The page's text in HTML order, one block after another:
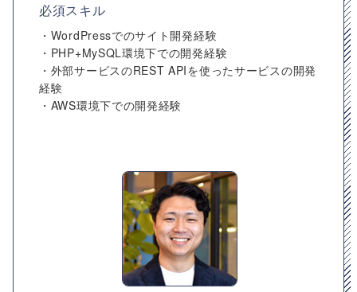
必須スキル
・WordPressでのサイト開発経験
・PHP+MySQL環境下での開発経験
・外部サービスのREST APIを使ったサービスの開発
経験
・AWS環境下での開発経験